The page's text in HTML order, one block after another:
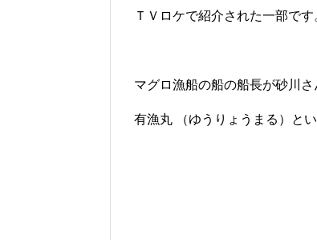
ＴＶロケで紹介された一部です
マグロ漁船の船の船長が砂川さ
有漁丸 （ゆうりょうまる）と